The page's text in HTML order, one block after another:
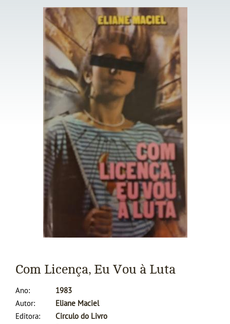
Com Licença, Eu Vou à Luta
Ano
1983
Autor
Eliane Maciel
Editora
Circulo do Livro